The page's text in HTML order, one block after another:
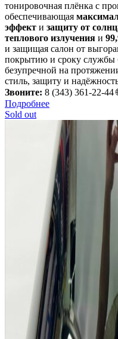
тонировочная плёнка с
обеспечивающая
эффект и защиту от
теплового излучения и
и защищая салон от
покрытию и сроку службы
безупречной на
стиль, защиту и
Звоните: 8 (343) 361-22-44
Подробнее
Sold out